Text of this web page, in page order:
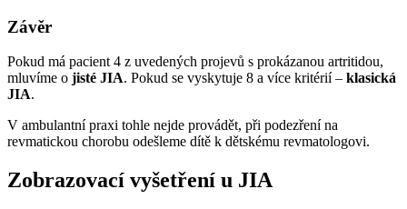
Závěr
Pokud má pacient 4 z uvedených projevů s prokázanou artritidou,
mluvíme o jisté JIA. Pokud se vyskytuje 8 a více kritérií – klasická
JIA.
V ambulantní praxi tohle nejde provádět, při podezření na
revmatickou chorobu odešleme dítě k dětskému revmatologovi.
Zobrazovací vyšetření u JIA